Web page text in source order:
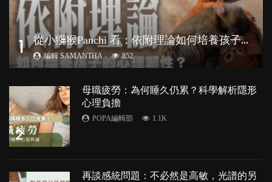
1 從
小獼猴Panchi 看：依附理論如何培養孩子心理韌性？
編輯 SAMANTHA 852
2
母職疲勞：為何睡久仍累？科學解析隱形
心理負擔
POPA編輯部 1.1K
再談感統問題：不必然是高敏，光譜的另